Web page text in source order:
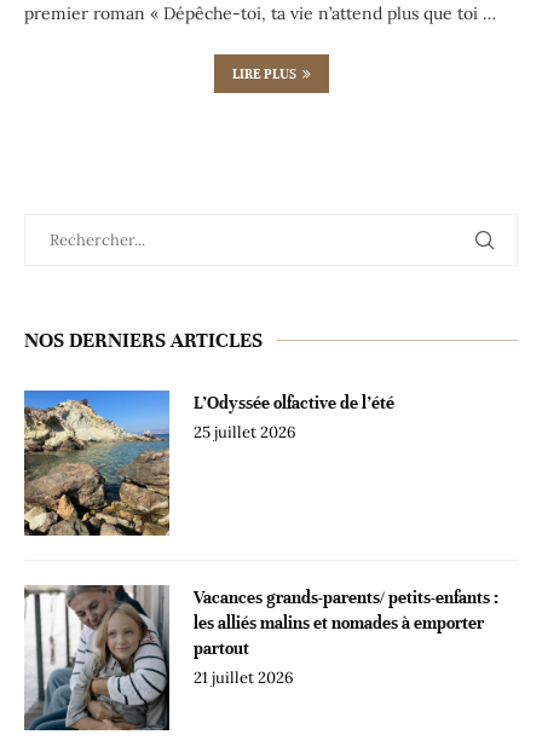
premier roman « Dépêche-toi, ta vie n’attend plus que toi …
LIRE PLUS
NOS DERNIERS ARTICLES
L’Odyssée olfactive de l’été
25 juillet 2026
Vacances grands-parents/ petits-enfants :
les alliés malins et nomades à emporter
partout
21 juillet 2026